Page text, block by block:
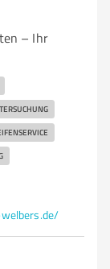
– Ihr